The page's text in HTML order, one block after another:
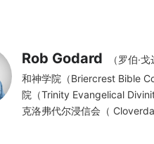
Rob Godard
（罗伯·
和神学院（Briercrest Bible
院（Trinity Evangelical
克洛弗代尔浸信会（